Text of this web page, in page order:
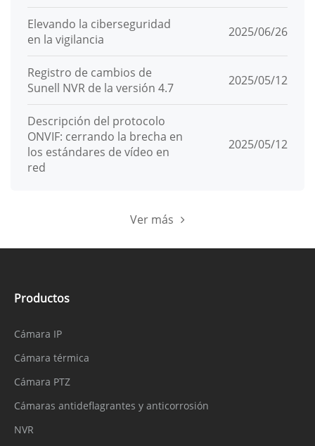
Elevando la ciberseguridad
en la vigilancia
2025/06/26
Registro de cambios de
Sunell NVR de la versión 4.7
2025/05/12
Descripción del protocolo
ONVIF: cerrando la brecha en
los estándares de vídeo en
red
2025/05/12
Ver más
Productos
Cámara IP
Cámara térmica
Cámara PTZ
Cámaras antideflagrantes y anticorrosión
NVR